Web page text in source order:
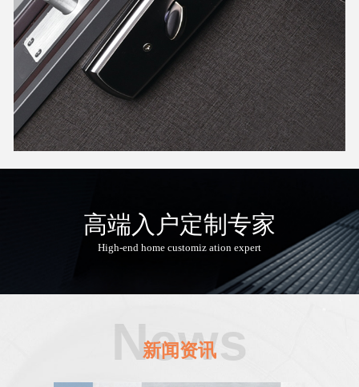
高端入户定制专家
High-end home customiz ation expert
News
新闻资讯